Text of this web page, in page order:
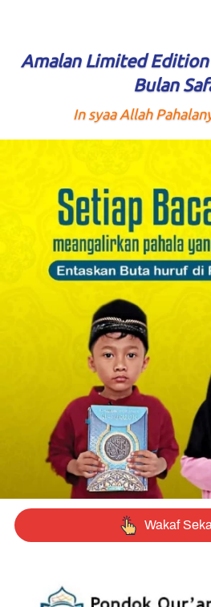
Amalan Limited Edition
Bulan
In syaa Allah
` Wakaf